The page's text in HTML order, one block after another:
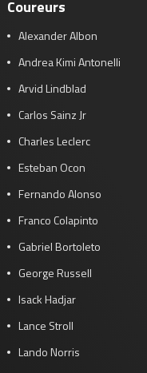
Coureurs
Alexander Albon
Andrea Kimi Antonelli
Arvid Lindblad
Carlos Sainz Jr
Charles Leclerc
Esteban Ocon
Fernando Alonso
Franco Colapinto
Gabriel Bortoleto
George Russell
Isack Hadjar
Lance Stroll
Lando Norris